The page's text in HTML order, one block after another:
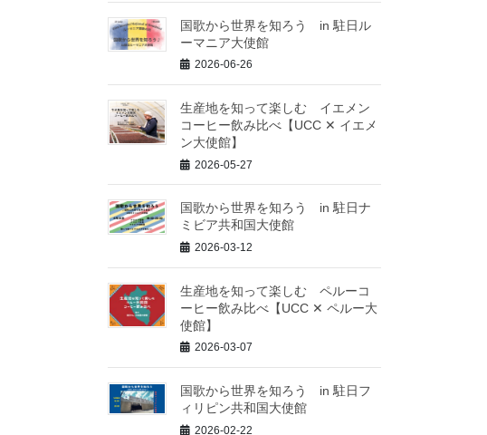
国歌から世界を知ろう in 駐日ル
ーマニア大使館
2026-06-26
生産地を知って楽しむ イエメン
コーヒー飲み比べ【UCC ✕ イエメ
ン大使館】
2026-05-27
国歌から世界を知ろう in 駐日ナ
ミビア共和国大使館
2026-03-12
生産地を知って楽しむ ペルーコ
ーヒー飲み比べ【UCC ✕ ペルー大
使館】
2026-03-07
国歌から世界を知ろう in 駐日フ
ィリピン共和国大使館
2026-02-22